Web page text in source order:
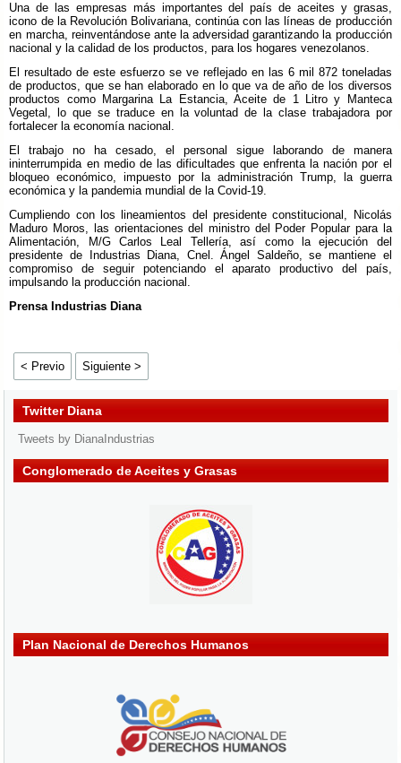
Una de las empresas más importantes del país de aceites y grasas,
icono de la Revolución Bolivariana, continúa con las líneas de producción
en marcha, reinventándose ante la adversidad garantizando la producción
nacional y la calidad de los productos, para los hogares venezolanos.
El resultado de este esfuerzo se ve reflejado en las 6 mil 872 toneladas
de productos, que se han elaborado en lo que va de año de los diversos
productos como Margarina La Estancia, Aceite de 1 Litro y Manteca
Vegetal, lo que se traduce en la voluntad de la clase trabajadora por
fortalecer la economía nacional.
El trabajo no ha cesado, el personal sigue laborando de manera
ininterrumpida en medio de las dificultades que enfrenta la nación por el
bloqueo económico, impuesto por la administración Trump, la guerra
económica y la pandemia mundial de la Covid-19.
Cumpliendo con los lineamientos del presidente constitucional, Nicolás
Maduro Moros, las orientaciones del ministro del Poder Popular para la
Alimentación, M/G Carlos Leal Tellería, así como la ejecución del
presidente de Industrias Diana, Cnel. Ángel Saldeño, se mantiene el
compromiso de seguir potenciando el aparato productivo del país,
impulsando la producción nacional.
Prensa Industrias Diana
< Previo Siguiente >
Twitter Diana
Tweets by DianaIndustrias
Conglomerado de Aceites y Grasas
Plan Nacional de Derechos Humanos